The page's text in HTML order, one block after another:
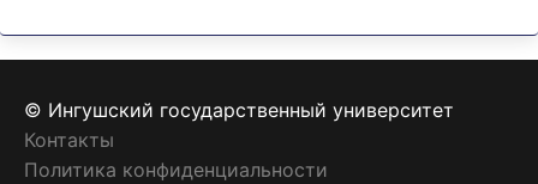
© Ингушский государственный университет
Контакты
Политика конфиденциальности